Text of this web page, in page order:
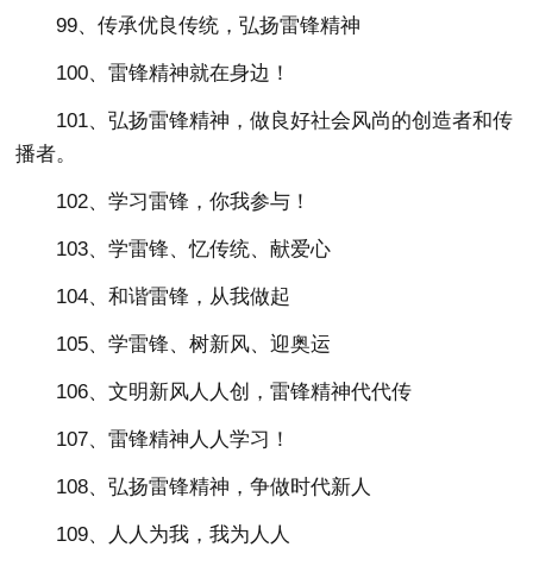
99、传承优良传统，弘扬雷锋精神
100、雷锋精神就在身边！
101、弘扬雷锋精神，做良好社会风尚的创造者和传
播者。
102、学习雷锋，你我参与！
103、学雷锋、忆传统、献爱心
104、和谐雷锋，从我做起
105、学雷锋、树新风、迎奥运
106、文明新风人人创，雷锋精神代代传
107、雷锋精神人人学习！
108、弘扬雷锋精神，争做时代新人
109、人人为我，我为人人